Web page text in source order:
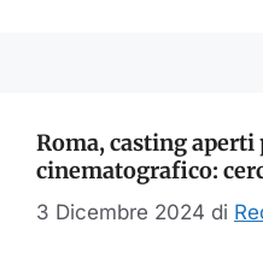
Roma, casting
cinematografico:
3 Dicembre 2024 di